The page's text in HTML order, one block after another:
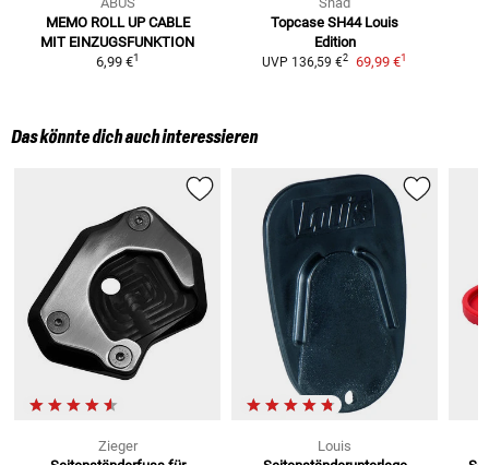
MEMO ROLL UP CABLE
MIT EINZUGSFUNKTION
6,99 €1
Topcase SH44 Louis
Edition
UVP 136,59 €2 69,99 €1
Das könnte dich auch interessieren
Zieger
Louis